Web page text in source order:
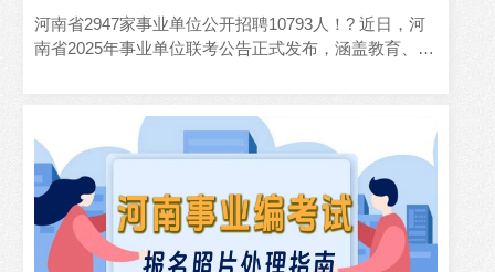
河南省2947家事业单位公开招聘10793人！? 近日，河
南省2025年事业单位联考公告正式发布，涵盖教育、医